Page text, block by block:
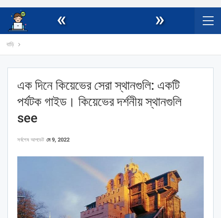
« »
বাড়ি
এক দিনে কিয়েভের সেরা স্থানগুলি: একটি
পর্যটক গাইড। কিয়েভের দর্শনীয় স্থানগুলি
see
সর্বশেষ আপডেট মে 9, 2022